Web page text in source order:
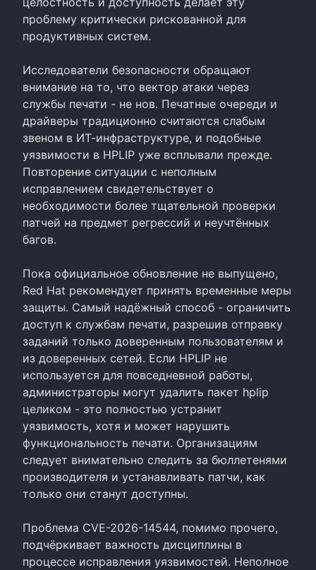
проблему критически рискованной для
продуктивных систем.
Исследователи безопасности обращают
внимание на то, что вектор атаки через
службы печати - не нов. Печатные очереди и
драйверы традиционно считаются слабым
звеном в ИТ-инфраструктуре, и подобные
уязвимости в HPLIP уже всплывали прежде.
Повторение ситуации с неполным
исправлением свидетельствует о
необходимости более тщательной проверки
патчей на предмет регрессий и неучтённых
багов.
Пока официальное обновление не выпущено,
Red Hat рекомендует принять временные меры
защиты. Самый надёжный способ - ограничить
доступ к службам печати, разрешив отправку
заданий только доверенным пользователям и
из доверенных сетей. Если HPLIP не
используется для повседневной работы,
администраторы могут удалить пакет hplip
целиком - это полностью устранит
уязвимость, хотя и может нарушить
функциональность печати. Организациям
следует внимательно следить за бюллетенями
производителя и устанавливать патчи, как
только они станут доступны.
Проблема CVE-2026-14544, помимо прочего,
подчёркивает важность дисциплины в
процессе исправления уязвимостей. Неполное